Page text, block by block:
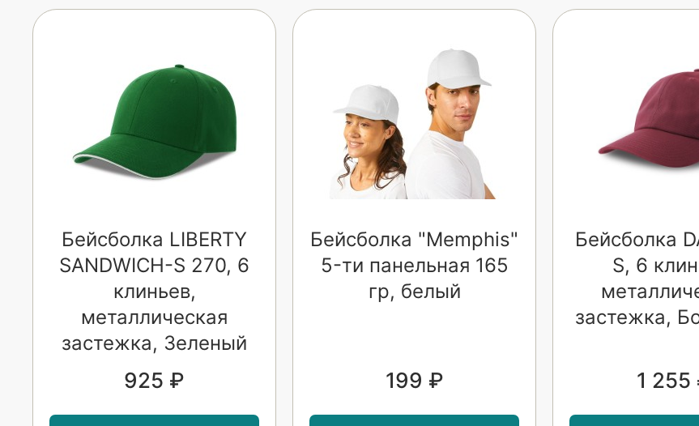
Бейсболка LIBERTY
SANDWICH-S 270, 6
клиньев,
металлическая
застежка, Зеленый
925 ₽
Бейсболка "Memphis"
5-ти панельная 165
гр, белый
199 ₽
Бейсболка
S, 6
застежка,
1 255